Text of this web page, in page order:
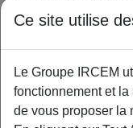
l’enfant.
vous gardez
temps ouvre la
C’est une
sécurité
Ce site utilise
Le Groupe IRCEM
fonctionnement et
de vous proposer la